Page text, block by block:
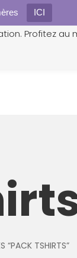
ICI
“PACK TSHIRTS”
Profitez